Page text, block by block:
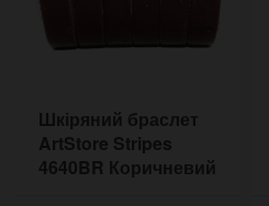
Шкіряний браслет
ArtStore Stripes
4640BR Коричневий